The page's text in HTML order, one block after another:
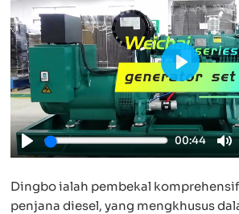
Play
00:44
Play
Dingbo ialah pembekal
penjana diesel, yang mengkhusus